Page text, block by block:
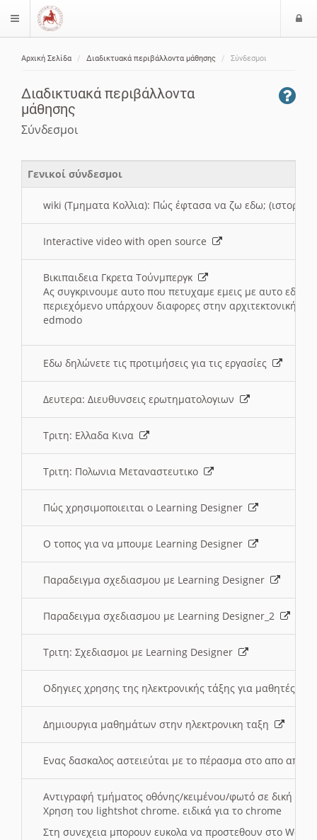
$langMenu
Αρχική Σελίδα Διαδικτυακά περιβάλλοντα μάθησης Σύνδεσμοι
Διαδικτυακά περιβάλλοντα
μάθησης
Σύνδεσμοι
Γενικοί σύνδεσμοι
wiki (Τμηματα Κολλια): Πώς έφτασα να ζω εδω; (ιστορια)
Interactive video with open source
Βικιπαιδεια Γκρετα Τούνμπεργκ
Ας συγκρινουμε αυτο που πετυχαμε εμεις με αυτο εδω
περιεχόμενο υπάρχουν διαφορες στην αρχιτεκτονική
edmodo
Εδω δηλώνετε τις προτιμήσεις για τις εργασίες
Δευτερα: Διευθυνσεις ερωτηματολογιων
Τριτη: Ελλαδα Κινα
Τριτη: Πολωνια Μεταναστευτικο
Πώς χρησιμοποιειται ο Learning Designer
O τοπος για να μπουμε Learning Designer
Παραδειγμα σχεδιασμου με Learning Designer
Παραδειγμα σχεδιασμου με Learning Designer_2
Τριτη: Σχεδιασμοι με Learning Designer
Οδηγιες χρησης της ηλεκτρονικής τάξης για μαθητές
Δημιουργια μαθημάτων στην ηλεκτρονικη ταξη
Ενας δασκαλος αστειεύται με το πέρασμα στο απο
Αντιγραφή τμήματος οθόνης/κειμένου/φωτό σε δική
Χρηση του lightshot chrome. ειδικά για το chrome
Στη συνεχεια μπορουν ευκολα να προστεθουν στο Word